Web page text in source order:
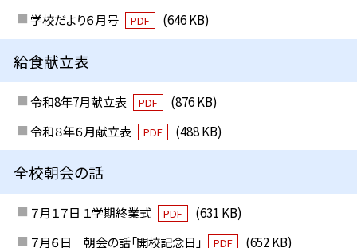
学校だより６月号
PDF (646 KB)
給食献立表
令和8年7月献立表 PDF
(876 KB)
令和８年６月献立表
PDF (488 KB)
全校朝会の話
７月１７日 １学期終業式 PDF
(631 KB)
７月６日 朝会の話「開校記念日」
PDF (652 KB)